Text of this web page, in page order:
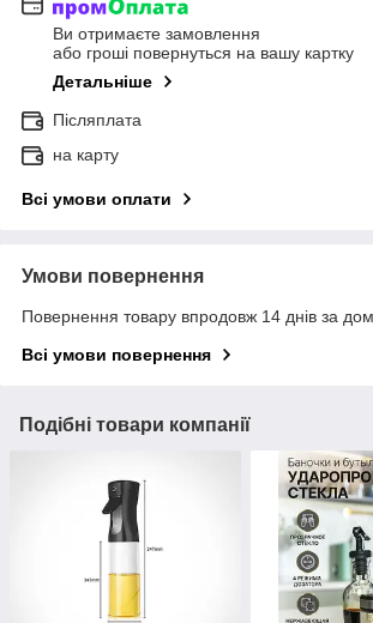
Ви отримаєте замовлення
або гроші повернуться на вашу картку
Детальніше
Післяплата
на карту
Всі умови оплати
Умови повернення
Повернення товару впродовж 14 днів за
Всі умови повернення
Подібні товари компанії